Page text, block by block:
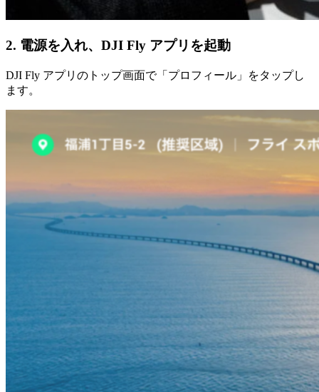
2. 電源を入れ、DJI Fly アプリを起動
DJI Fly アプリのトップ画面で「プロフィール」をタップし
ます。